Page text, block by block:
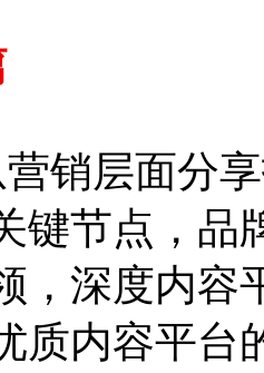
销层面分
键节点，品
，深度内容
质内容平台